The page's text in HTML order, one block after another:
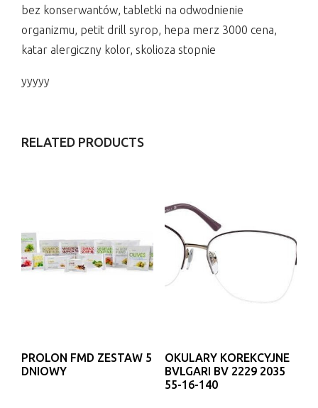
bez konserwantów, tabletki na odwodnienie
organizmu, petit drill syrop, hepa merz 3000 cena,
katar alergiczny kolor, skolioza stopnie
yyyyy
RELATED PRODUCTS
PROLON FMD ZESTAW 5
DNIOWY
OKULARY KOREKCYJNE
BVLGARI BV 2229 2035
55-16-140